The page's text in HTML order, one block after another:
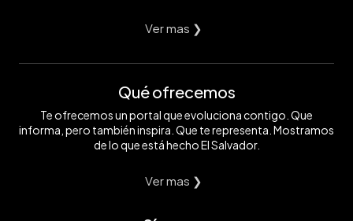
Ver mas ❯
Qué ofrecemos
Te ofrecemos un portal que evoluciona contigo. Que
informa, pero también inspira. Que te representa. Mostramos
de lo que está hecho El Salvador.
Ver mas ❯